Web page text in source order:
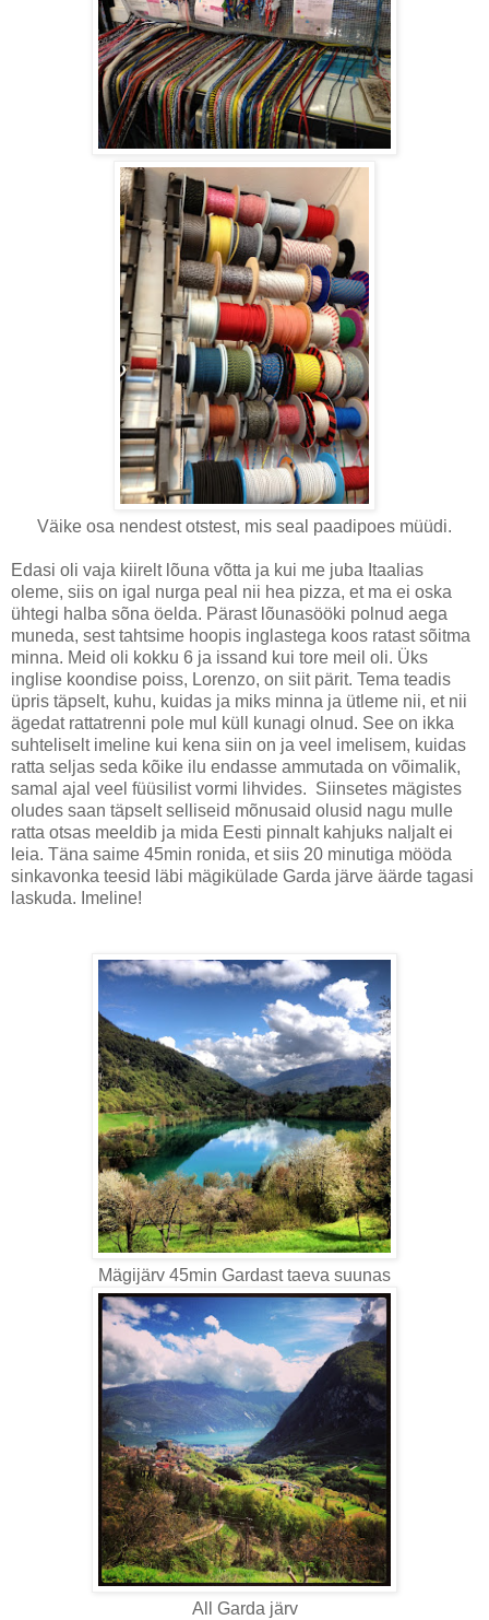
Väike osa nendest otstest, mis seal paadipoes müüdi.
Edasi oli vaja kiirelt lõuna võtta ja kui me juba Itaalias
oleme, siis on igal nurga peal nii hea pizza, et ma ei oska
ühtegi halba sõna öelda. Pärast lõunasööki polnud aega
muneda, sest tahtsime hoopis inglastega koos ratast sõitma
minna. Meid oli kokku 6 ja issand kui tore meil oli. Üks
inglise koondise poiss, Lorenzo, on siit pärit. Tema teadis
üpris täpselt, kuhu, kuidas ja miks minna ja ütleme nii, et nii
ägedat rattatrenni pole mul küll kunagi olnud. See on ikka
suhteliselt imeline kui kena siin on ja veel imelisem, kuidas
ratta seljas seda kõike ilu endasse ammutada on võimalik,
samal ajal veel füüsilist vormi lihvides. Siinsetes mägistes
oludes saan täpselt selliseid mõnusaid olusid nagu mulle
ratta otsas meeldib ja mida Eesti pinnalt kahjuks naljalt ei
leia. Täna saime 45min ronida, et siis 20 minutiga mööda
sinkavonka teesid läbi mägikülade Garda järve äärde tagasi
laskuda. Imeline!
Mägijärv 45min Gardast taeva suunas
All Garda järv